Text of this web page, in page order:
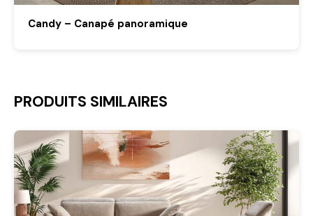
Candy – Canapé panoramique
PRODUITS SIMILAIRES